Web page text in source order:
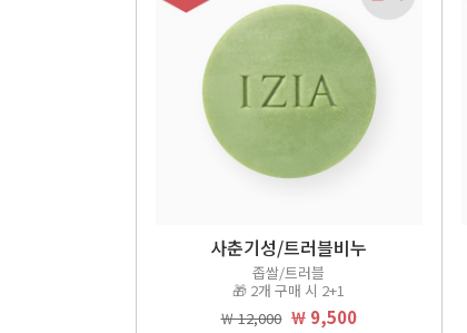
사춘기성/트러블비누
좁쌀/트러블
🎁 2개 구매 시 2+1
￦ 12,000 ￦ 9,500